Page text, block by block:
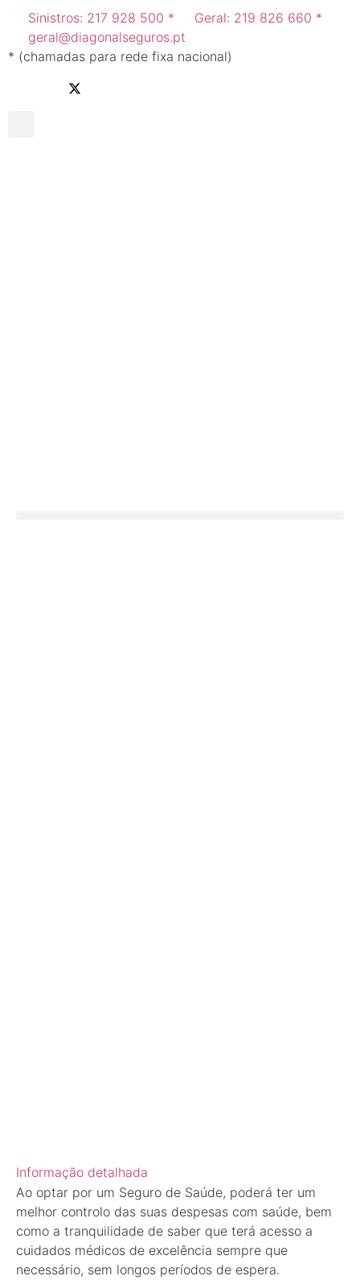
Sinistros: 217 928 500 *
Geral: 219 826 660 *
geral@diagonalseguros.pt
* (chamadas para rede fixa nacional)
Informação detalhada
Ao optar por um Seguro de Saúde, poderá ter um
melhor controlo das suas despesas com saúde, bem
como a tranquilidade de saber que terá acesso a
cuidados médicos de excelência sempre que
necessário, sem longos períodos de espera.